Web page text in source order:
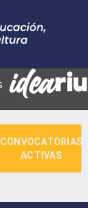
CONVOCATORIAS
ACTIVAS